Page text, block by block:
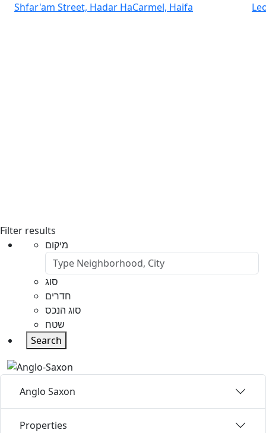
Shfar'am Street, Hadar HaCarmel, Haifa
Filter results
מיקום
סוג
חדרים
סוג הנכס
שטח
Search
Anglo Saxon
Properties